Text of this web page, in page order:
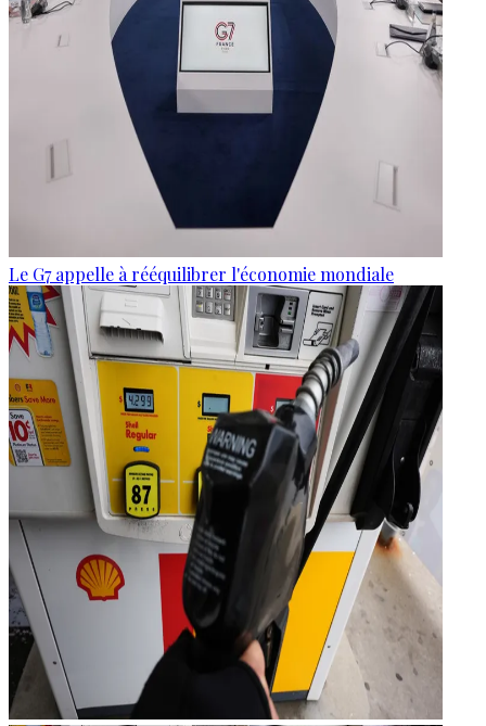
Le G7 appelle à rééquilibrer l'économie mondiale